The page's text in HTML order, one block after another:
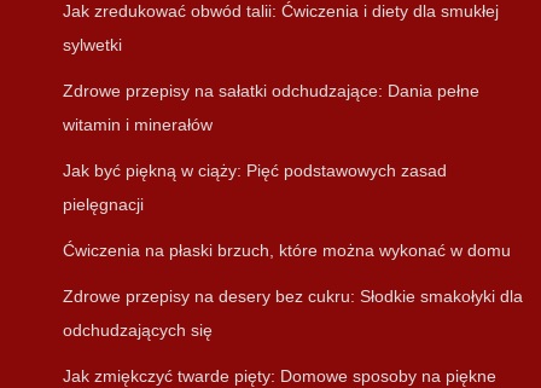
Jak zredukować obwód talii: Ćwiczenia i diety dla smukłej
sylwetki
Zdrowe przepisy na sałatki odchudzające: Dania pełne
witamin i minerałów
Jak być piękną w ciąży: Pięć podstawowych zasad
pielęgnacji
Ćwiczenia na płaski brzuch, które można wykonać w domu
Zdrowe przepisy na desery bez cukru: Słodkie smakołyki dla
odchudzających się
Jak zmiękczyć twarde pięty: Domowe sposoby na piękne